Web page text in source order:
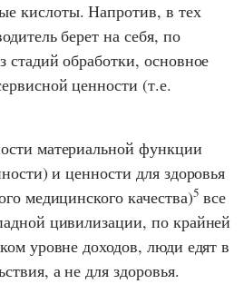
кислоты. Напротив, в тех
берет на себя, по
стадий обработки, основное
ценности (т.е.
материальной функции
и ценности для здоровья
медицинского качества)5 все
цивилизации, по крайней
уровне доходов, люди едят в
а не для здоровья.